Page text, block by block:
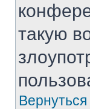
такую